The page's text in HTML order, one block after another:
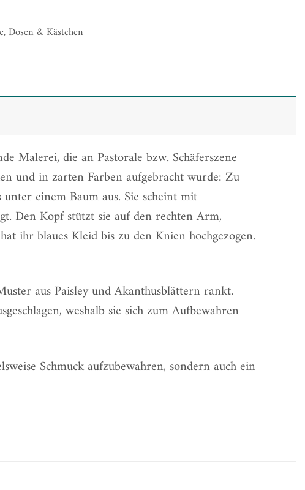
,Dosen & Kästchen
Malerei, die an Pastorale bzw. Schäferszene
und in zarten Farben aufgebracht wurde: Zu
einem Baum aus. Sie scheint mit
Den Kopf stützt sie auf den rechten Arm,
ihr blaues Kleid bis zu den Knien hochgezogen.
aus Paisley und Akanthusblättern rankt.
weshalb sie sich zum Aufbewahren
Schmuck aufzubewahren, sondern auch ein